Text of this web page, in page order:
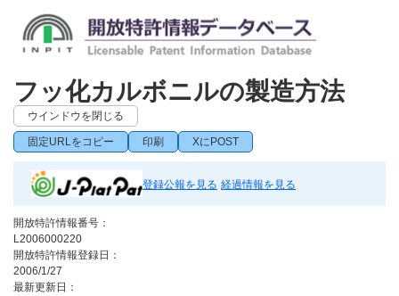
フッ化カルボニルの製造方法
ウインドウを閉じる
固定URLをコピー 印刷 XにPOST
登録公報を見る 経過情報を見る
開放特許情報番号：
L2006000220
開放特許情報登録日：
2006/1/27
最新更新日：